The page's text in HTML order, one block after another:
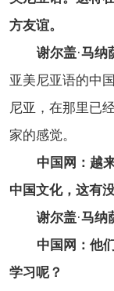
方友谊。
谢尔盖·马纳
亚美尼亚语的中
尼亚，在那里已
家的感觉。
中国网：越
中国文化，这有
谢尔盖·马纳
中国网：他
学习呢？